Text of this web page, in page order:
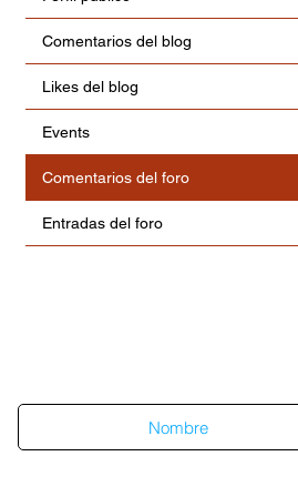
Comentarios del blog
Likes del blog
Events
Comentarios del foro
Entradas del foro